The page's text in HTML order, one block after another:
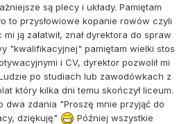
są plecy i układy. Pamiętam
to przysłowiowe kopanie rowów czyli
ją załatwił, znał dyrektora do spraw
"kwalifikacyjnej" pamiętam wielki stos
i CV, dyrektor pozwolił mi
po studiach lub zawodówkach z
który kilka dni temu skończył liceum.
dwa zdania "Proszę mnie przyjąć do
dziękuję"
Później wszystkie